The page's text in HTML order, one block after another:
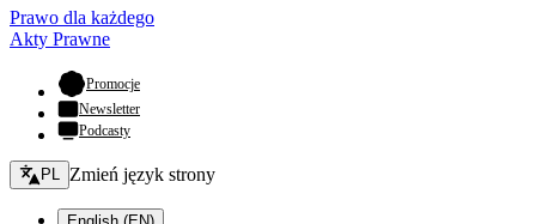
Prawo dla każdego
Akty Prawne
Promocje- otwiera się w nowej karcie
Newsletter
Podcasty
Zmień język - bieżący:
PL Zmień język strony